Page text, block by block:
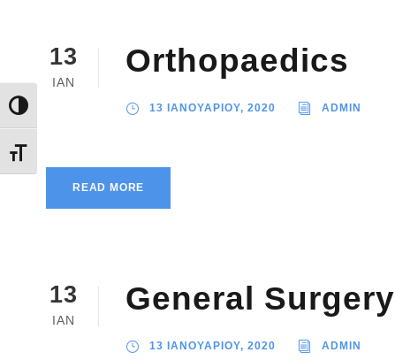
Εναλλαγή Υψηλής Αντίθεσης
Εναλλαγή Μεγέθους Γραμμάτων
13
ΙΑΝ
Orthopaedics
13 ΙΑΝΟΥΑΡΙΟΥ, 2020 ADMIN
READ MORE
13
ΙΑΝ
General Surgery
13 ΙΑΝΟΥΑΡΙΟΥ, 2020 ADMIN